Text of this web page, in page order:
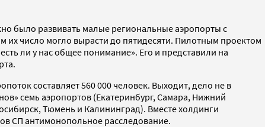
было развивать малые региональные аэропорты с
их число могло вырасти до пятидесяти. Пилотным проектом
ли у нас общее понимание». Его и представили на
составляет 560 000 человек. Выходит, дело не в
семь аэропортов (Екатеринбург, Самара, Нижний
Тюмень и Калининград). Вместе холдинги
СП антимонопольное расследование.